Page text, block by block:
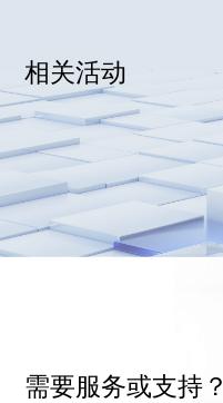
相关活动
需要服务或支持？